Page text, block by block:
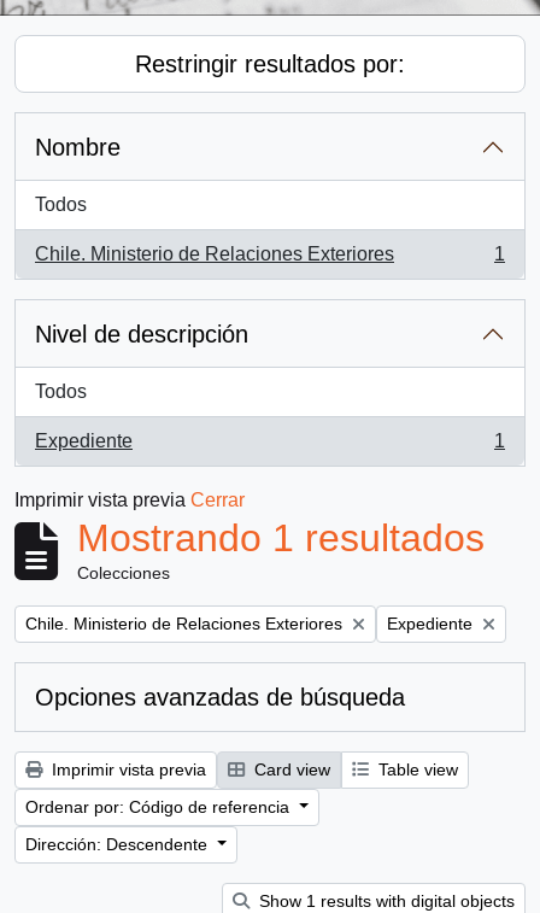
Restringir resultados por:
Nombre
Todos
Chile. Ministerio de Relaciones Exteriores
, 1 resultados
1
Nivel de descripción
Todos
Expediente
, 1 resultados
1
Imprimir vista previa Cerrar
Mostrando 1 resultados
Colecciones
Remove filter:
Chile. Ministerio de Relaciones Exteriores Remove filter:
Expediente
Opciones avanzadas de búsqueda
Imprimir vista previa Card view
Table view
Ordenar por: Código de referencia
Dirección: Descendente
Show 1 results with digital objects